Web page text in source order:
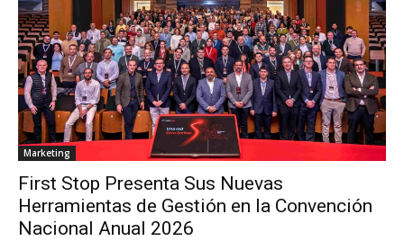
Marketing
First Stop Presenta Sus Nuevas
Herramientas de Gestión en la Convención
Nacional Anual 2026